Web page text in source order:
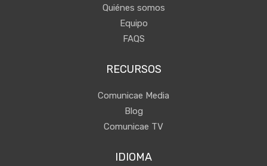
Quiénes somos
Equipo
FAQS
RECURSOS
Comunicae Media
Blog
Comunicae TV
IDIOMA